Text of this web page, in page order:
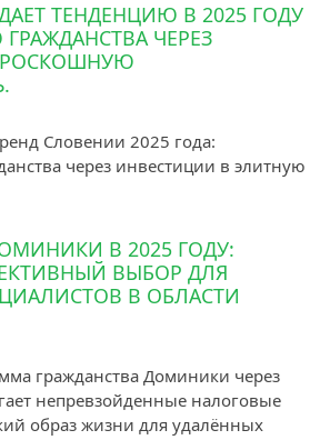
ТЕНДЕНЦИЮ В 2025 ГОДУ
ЧЕРЕЗ
Словении 2025 года:
через инвестиции в элитную
В 2025 ГОДУ:
ВЫБОР ДЛЯ
В ОБЛАСТИ
гражданства Доминики через
непревзойденные налоговые
образ жизни для удалённых